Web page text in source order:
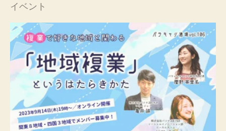
イベント